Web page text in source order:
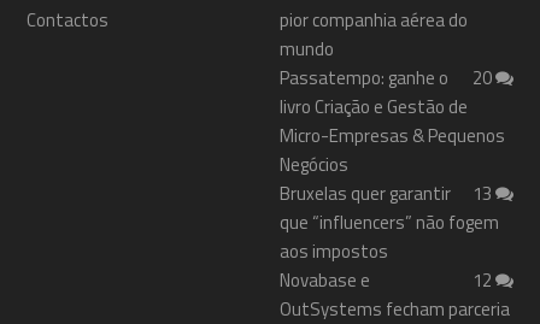
Contactos
pior companhia aérea do
mundo
20
Passatempo: ganhe o
livro Criação e Gestão de
Micro-Empresas & Pequenos
Negócios
13
Bruxelas quer garantir
que “influencers” não fogem
aos impostos
12
Novabase e
OutSystems fecham parceria